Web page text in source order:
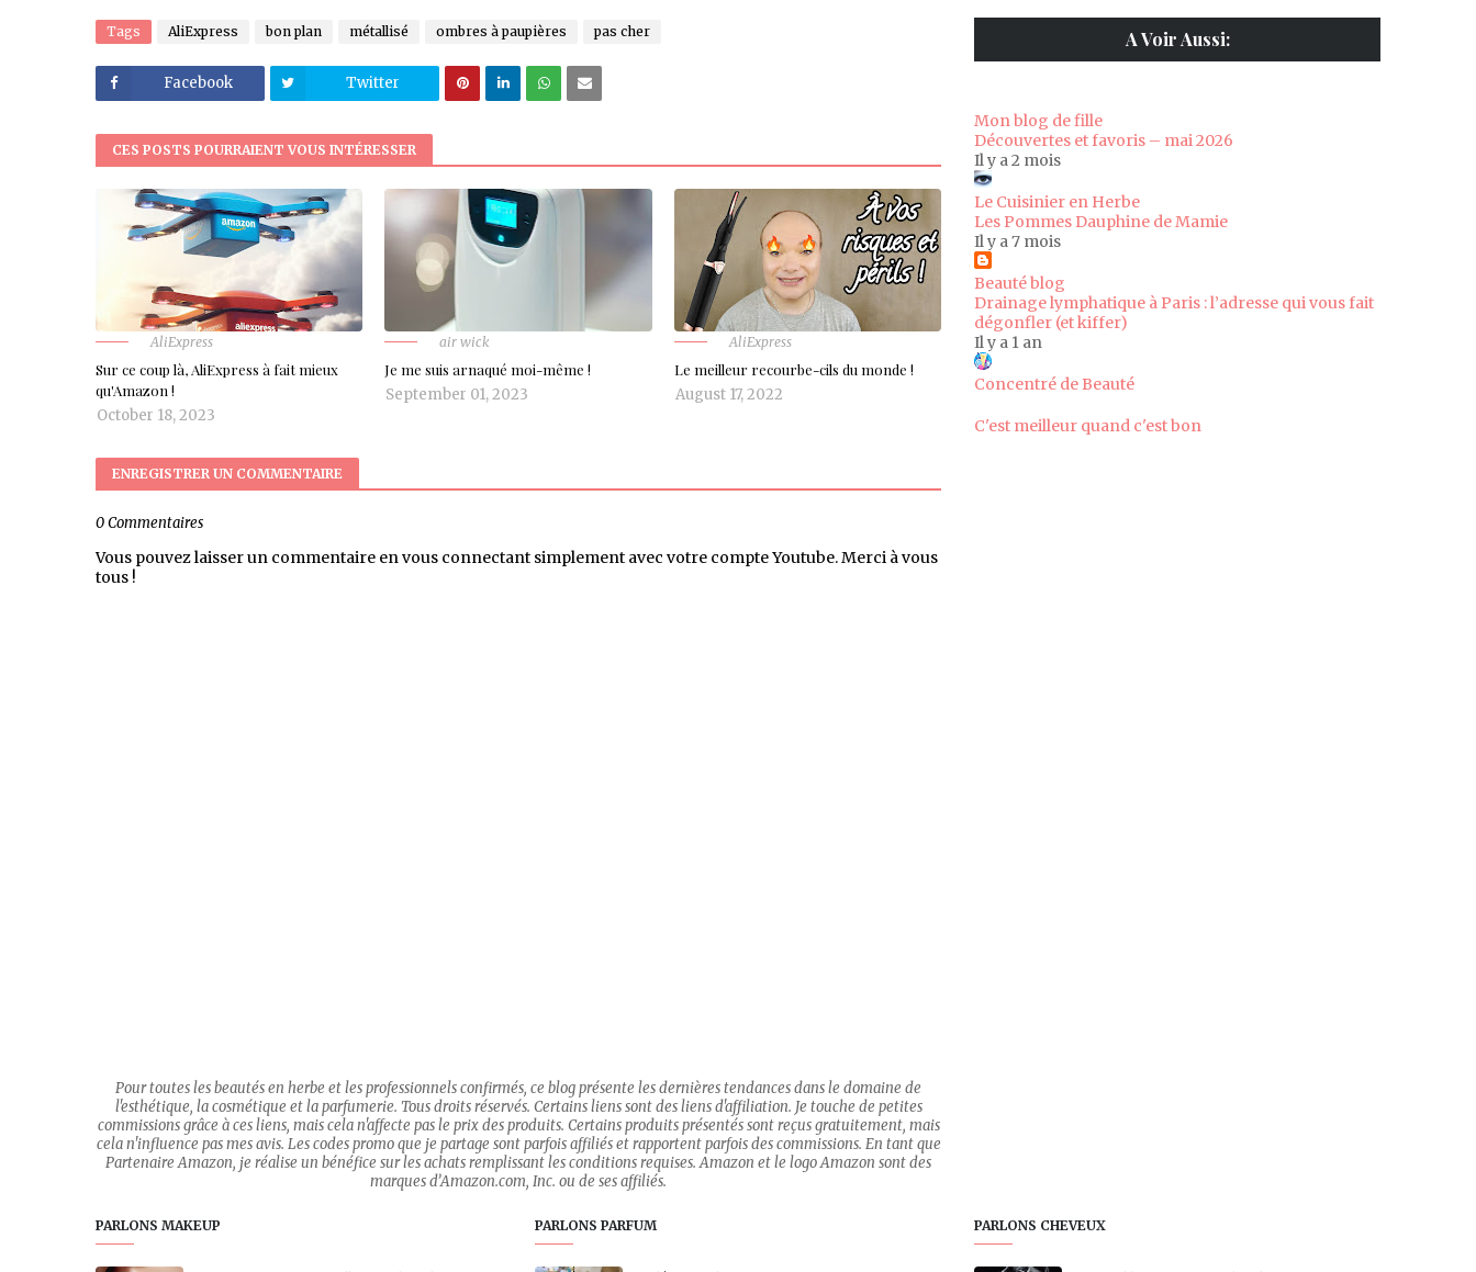
Tags AliExpress bon plan métallisé ombres à paupières pas cher
Facebook Twitter
CES POSTS POURRAIENT VOUS INTÉRESSER
AliExpress
Sur ce coup là, AliExpress à fait mieux
qu'Amazon !
October 18, 2023
air wick
Je me suis arnaqué moi-même !
September 01, 2023
AliExpress
Le meilleur recourbe-cils du monde !
August 17, 2022
ENREGISTRER UN COMMENTAIRE
0 Commentaires
Vous pouvez laisser un commentaire en vous connectant simplement avec votre compte Youtube. Merci à vous
tous !
Pour toutes les beautés en herbe et les professionnels confirmés, ce blog présente les dernières tendances dans le domaine de
l'esthétique, la cosmétique et la parfumerie. Tous droits réservés. Certains liens sont des liens d'affiliation. Je touche de petites
commissions grâce à ces liens, mais cela n'affecte pas le prix des produits. Certains produits présentés sont reçus gratuitement, mais
cela n'influence pas mes avis. Les codes promo que je partage sont parfois affiliés et rapportent parfois des commissions. En tant que
Partenaire Amazon, je réalise un bénéfice sur les achats remplissant les conditions requises. Amazon et le logo Amazon sont des
marques d’Amazon.com, Inc. ou de ses affiliés.
A Voir Aussi:
Mon blog de fille
Découvertes et favoris – mai 2026
Il y a 2 mois
Le Cuisinier en Herbe
Les Pommes Dauphine de Mamie
Il y a 7 mois
Beauté blog
Drainage lymphatique à Paris : l’adresse qui vous fait
dégonfler (et kiffer)
Il y a 1 an
Concentré de Beauté
C'est meilleur quand c'est bon
PARLONS MAKEUP PARLONS PARFUM PARLONS CHEVEUX